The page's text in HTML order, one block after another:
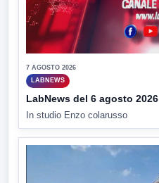
7 AGOSTO 2026
LABNEWS
LabNews del 6 agosto 2026
In studio Enzo colarusso